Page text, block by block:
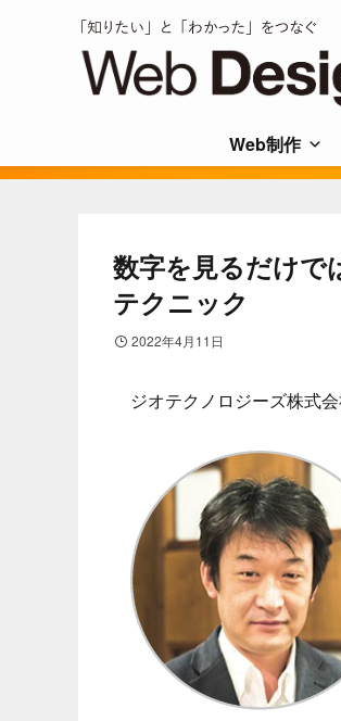
Web制作
数字を見るだけで
テクニック
2022年4月11日
ジオテクノロジーズ株式